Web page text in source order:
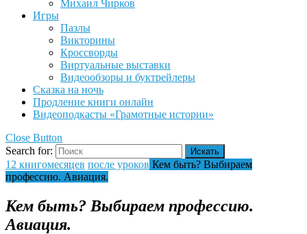
Михаил Чирков
Игры
Пазлы
Викторины
Кроссворды
Виртуальные выставки
Видеообзоры и буктрейлеры
Сказка на ночь
Продление книги онлайн
Видеоподкасты «Грамотные истории»
Close Button
Search for:
12 книгомесяцев после уроков Кем быть? Выбираем
профессию. Авиация.
Кем быть? Выбираем профессию.
Авиация.